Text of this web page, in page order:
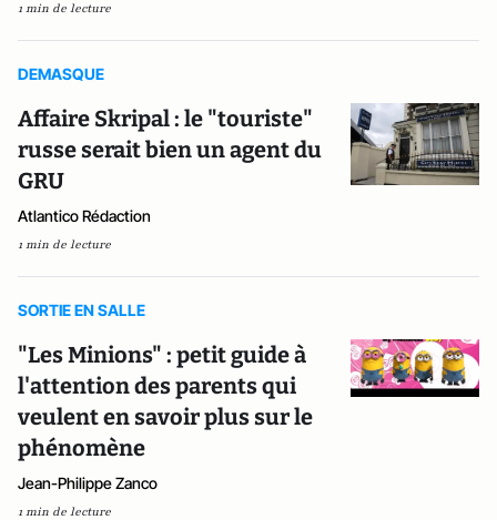
1 min de lecture
DEMASQUE
Affaire Skripal : le "touriste"
russe serait bien un agent du
GRU
Atlantico Rédaction
1 min de lecture
SORTIE EN SALLE
"Les Minions" : petit guide à
l'attention des parents qui
veulent en savoir plus sur le
phénomène
Jean-Philippe Zanco
1 min de lecture